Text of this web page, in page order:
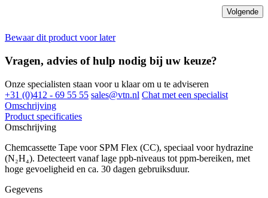
Volgende
Bewaar dit product voor later
Vragen, advies of hulp nodig bij uw keuze?
Onze specialisten staan voor u klaar om u te adviseren
+31 (0)412 - 69 55 55 sales@vtn.nl Chat met een specialist
Omschrijving
Product specificaties
Omschrijving
Chemcassette Tape voor SPM Flex (CC), speciaal voor hydrazine
(N₂H₄). Detecteert vanaf lage ppb-niveaus tot ppm-bereiken, met
hoge gevoeligheid en ca. 30 dagen gebruiksduur.
Gegevens